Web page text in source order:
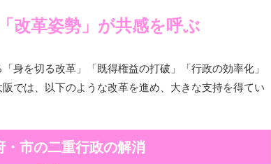
改革姿勢」が共感を呼ぶ
身を切る改革」「既得権益の打破」「行政の効率化」
では、以下のような改革を進め、大きな支持を得てい
市の二重行政の解消